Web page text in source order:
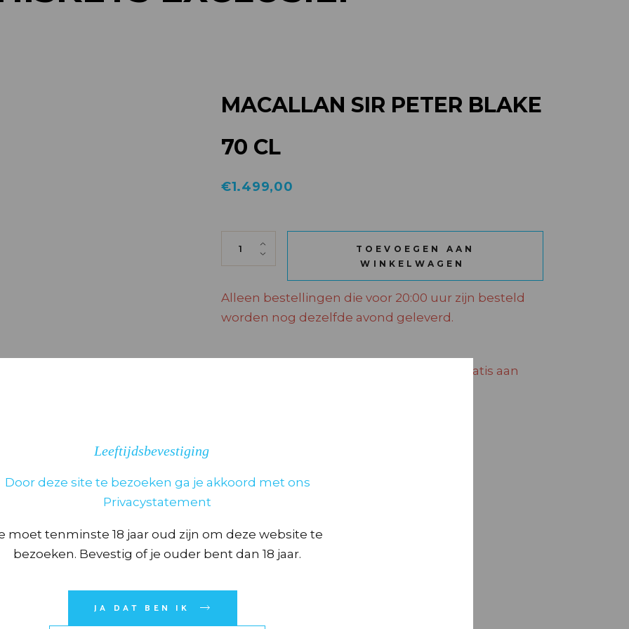
Leeftijdsbevestiging
Door deze site te bezoeken ga je akkoord met ons
Privacystatement
moet tenminste 18 jaar oud zijn om deze website te
bezoeken. Bevestig of je ouder bent dan 18 jaar.
JA DAT BEN IK
MACALLAN SIR PETER BLAKE
70 CL
€1.499,00
MACALLAN SIR PETER BLAKE 70 CL quantity
TOEVOEGEN AAN
WINKELWAGEN
Alleen bestellingen die voor 20:00 uur zijn besteld
worden nog dezelfde avond geleverd.
Bij bestellingen vanaf € 45,- leveren wij gratis aan
BEOORDELINGEN (0)
SIR PETER BLAKE 70 CL” TE BEOORDELEN